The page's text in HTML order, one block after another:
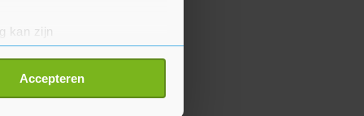
kan zijn
detailgedeelte
Accepteren